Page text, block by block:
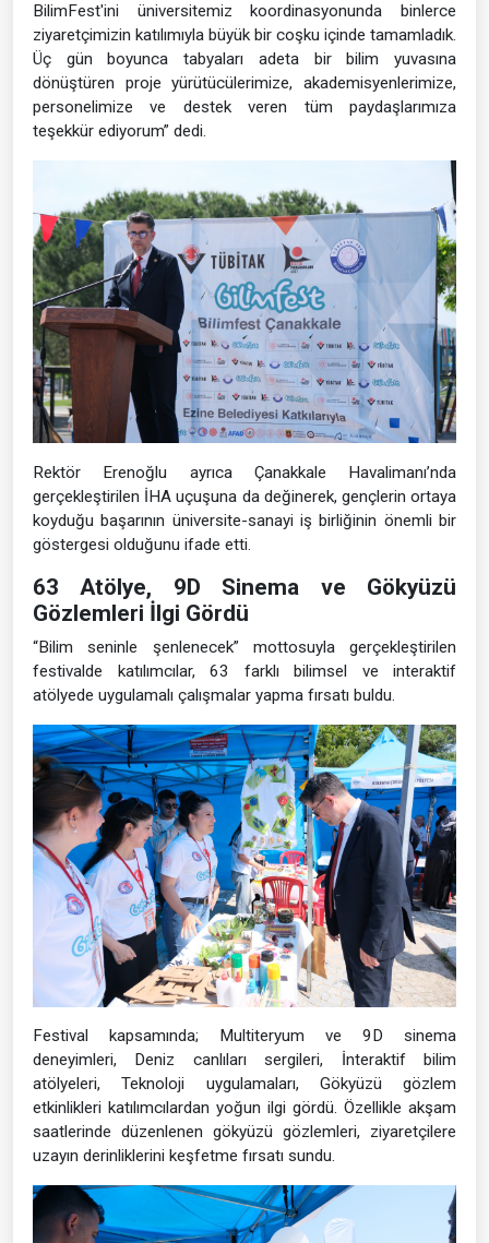
BilimFest'ini üniversitemiz koordinasyonunda binlerce
ziyaretçimizin katılımıyla büyük bir coşku içinde tamamladık.
Üç gün boyunca tabyaları adeta bir bilim yuvasına
dönüştüren proje yürütücülerimize, akademisyenlerimize,
personelimize ve destek veren tüm paydaşlarımıza
teşekkür ediyorum” dedi.
Rektör Erenoğlu ayrıca Çanakkale Havalimanı’nda
gerçekleştirilen İHA uçuşuna da değinerek, gençlerin ortaya
koyduğu başarının üniversite-sanayi iş birliğinin önemli bir
göstergesi olduğunu ifade etti.
63 Atölye, 9D Sinema ve Gökyüzü
Gözlemleri İlgi Gördü
“Bilim seninle şenlenecek” mottosuyla gerçekleştirilen
festivalde katılımcılar, 63 farklı bilimsel ve interaktif
atölyede uygulamalı çalışmalar yapma fırsatı buldu.
Festival kapsamında; Multiteryum ve 9D sinema
deneyimleri, Deniz canlıları sergileri, İnteraktif bilim
atölyeleri, Teknoloji uygulamaları, Gökyüzü gözlem
etkinlikleri katılımcılardan yoğun ilgi gördü. Özellikle akşam
saatlerinde düzenlenen gökyüzü gözlemleri, ziyaretçilere
uzayın derinliklerini keşfetme fırsatı sundu.